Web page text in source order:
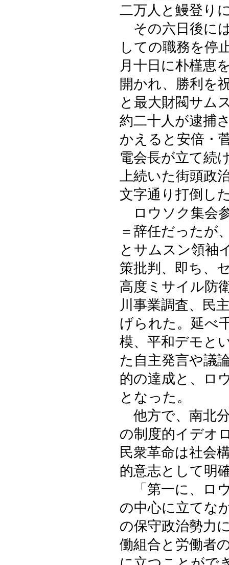
二万人と鰻登り
その六日後に
しての職務を停
月十日に朴槿恵
開かれ、勝利を
と最大財閥サム
約二十人が逮捕
かえると安倍・
電会長が立て続
上続いた街頭政
文字通り打倒し
ロウソク集会
＝辞任だったが
とサムスン領袖
策批判、即ち、
高度ミサイル防
川事業調査、民
げられた。延べ
模、平和デモと
た自主発言や議
的の達成と、ロ
となった。
他方で、南北
の制度的イデオ
民衆革命は社会
的意志として明
「第一に、ロ
の中心に立てな
の保守政治勢力
働組合と労働者